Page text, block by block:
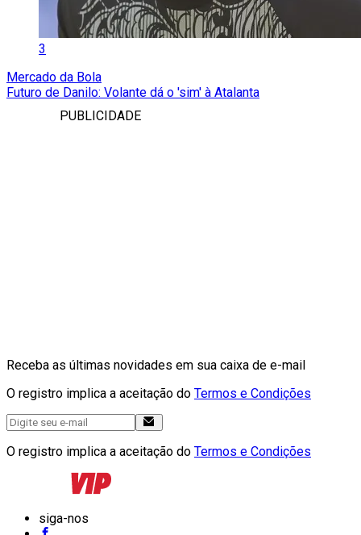
3
Mercado da Bola
Futuro de Danilo: Volante dá o 'sim' à Atalanta
PUBLICIDADE
Receba as últimas novidades em sua caixa de e-mail
O registro implica a aceitação do Termos e Condições
O registro implica a aceitação do Termos e Condições
siga-nos